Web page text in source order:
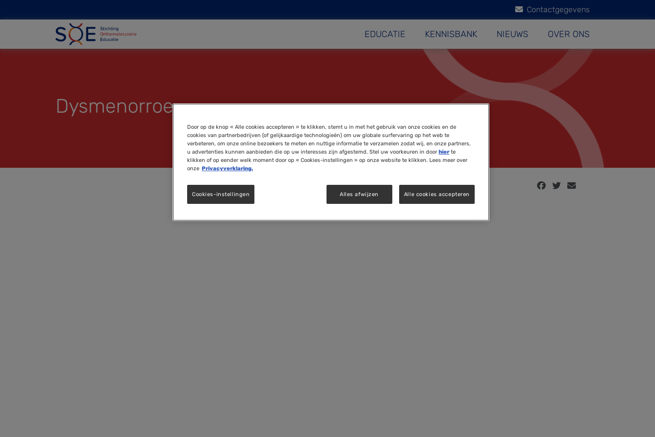
Contactgegevens
EDUCATIE KENNISBANK NIEUWS OVER ONS
Dysmenorroe
Door op de knop « Alle cookies accepteren » te klikken, stemt u in met het gebruik van onze cookies en de
cookies van partnerbedrijven (of gelijkaardige technologieën) om uw globale surfervaring op het web te
verbeteren, om onze online bezoekers te meten en nuttige informatie te verzamelen zodat wij, en onze partners,
u advertenties kunnen aanbieden die op uw interesses zijn afgestemd. Stel uw voorkeuren in door hierte
klikken of op eender welk moment door op « Cookies-instellingen » op onze website te klikken. Lees meer over
onze Privacyverklaring.
Alles afwijzen Alle cookies accepteren
Cookies-instellingen